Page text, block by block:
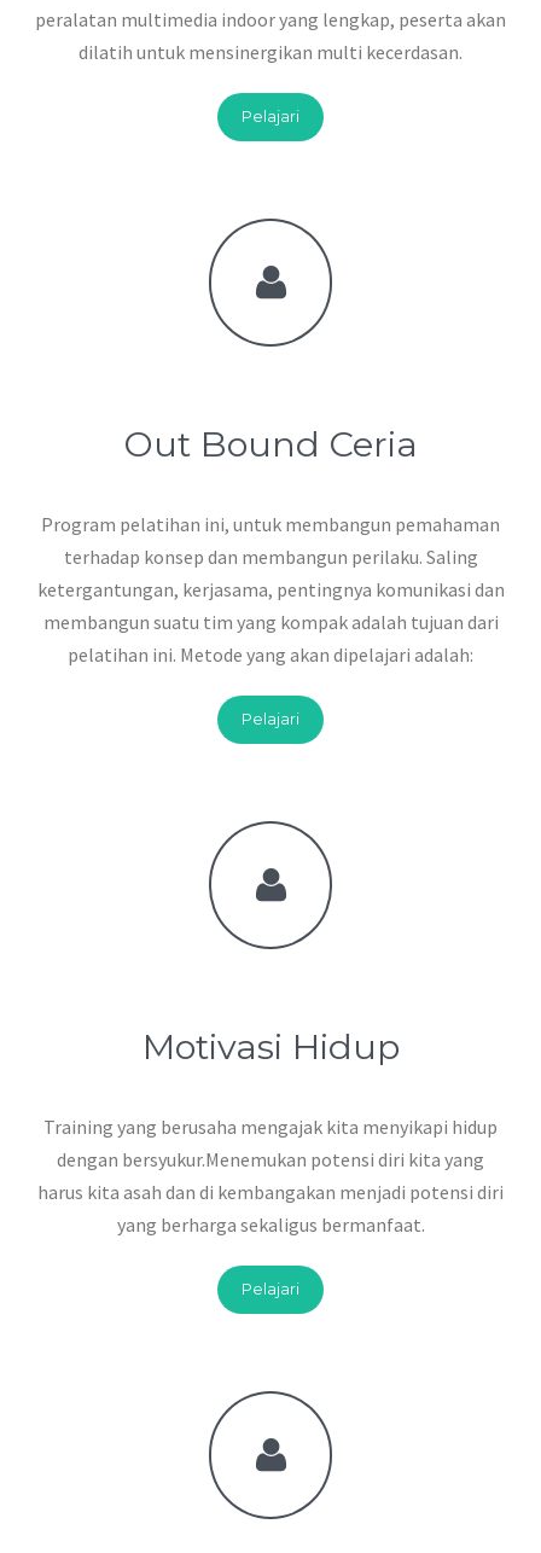
peralatan multimedia indoor yang lengkap, peserta akan
dilatih untuk mensinergikan multi kecerdasan.
Pelajari
Out Bound Ceria
Program pelatihan ini, untuk membangun pemahaman
terhadap konsep dan membangun perilaku. Saling
ketergantungan, kerjasama, pentingnya komunikasi dan
membangun suatu tim yang kompak adalah tujuan dari
pelatihan ini. Metode yang akan dipelajari adalah:
Pelajari
Motivasi Hidup
Training yang berusaha mengajak kita menyikapi hidup
dengan bersyukur.Menemukan potensi diri kita yang
harus kita asah dan di kembangakan menjadi potensi diri
yang berharga sekaligus bermanfaat.
Pelajari